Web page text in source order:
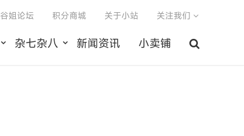
杂七杂八 新闻资讯 小卖铺
谷姐论坛 积分商城 关于小站 关注我们